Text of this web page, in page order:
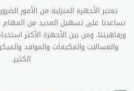
تعتبر الأجهزة المنزلية من الأمور
تساعدنا على تسهيل العديد من المهام
ورفاهيتنا. ومن بين الأجهزة الأكثر
والغسالات والمكيفات والمواقد
الكثير.